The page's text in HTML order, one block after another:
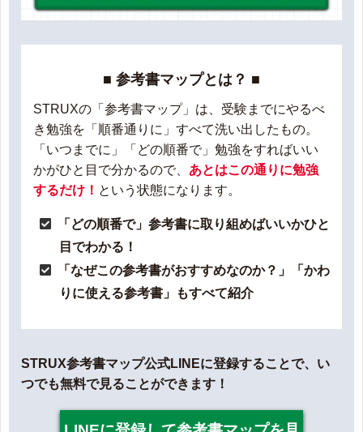
■ 参考書マップとは？ ■
STRUXの「参考書マップ」は、受験までにやるべ
き勉強を「順番通りに」すべて洗い出したもの。
「いつまでに」「どの順番で」勉強をすればいい
かがひと目で分かるので、 あとはこの通りに勉強
するだけ！ という状態になります。
「どの順番で」参考書に取り組めばいいかひと
目でわかる！
「なぜこの参考書がおすすめなのか？」「かわ
りに使える参考書」もすべて紹介
STRUX参考書マップ公式LINEに登録することで、い
つでも無料で見ることができます！